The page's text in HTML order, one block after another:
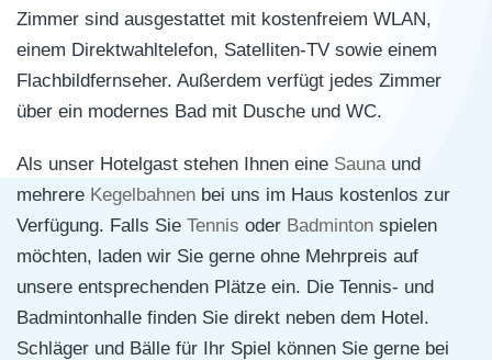
Zimmer sind ausgestattet mit kostenfreiem WLAN,
einem Direktwahltelefon, Satelliten-TV sowie einem
Flachbildfernseher. Außerdem verfügt jedes Zimmer
über ein modernes Bad mit Dusche und WC.
Als unser Hotelgast stehen Ihnen eine Saunaund
mehrere Kegelbahnen bei uns im Haus kostenlos zur
Verfügung. Falls Sie Tennis oder Badminton spielen
möchten, laden wir Sie gerne ohne Mehrpreis auf
unsere entsprechenden Plätze ein. Die Tennis- und
Badmintonhalle finden Sie direkt neben dem Hotel.
Schläger und Bälle für Ihr Spiel können Sie gerne bei